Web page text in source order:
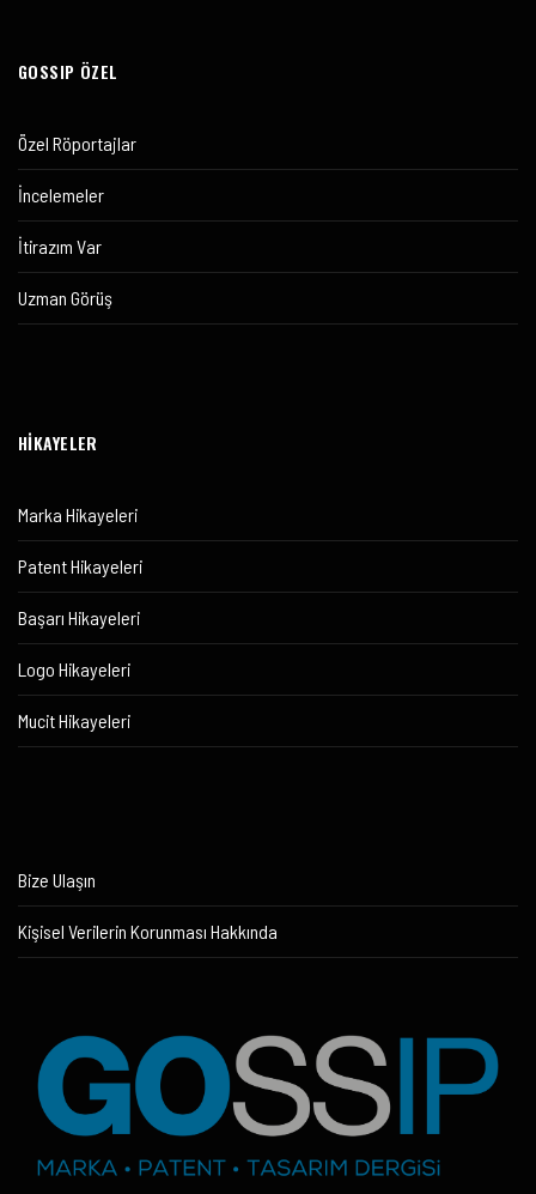
GOSSIP ÖZEL
Özel Röportajlar
İncelemeler
İtirazım Var
Uzman Görüş
HİKAYELER
Marka Hikayeleri
Patent Hikayeleri
Başarı Hikayeleri
Logo Hikayeleri
Mucit Hikayeleri
Bize Ulaşın
Kişisel Verilerin Korunması Hakkında